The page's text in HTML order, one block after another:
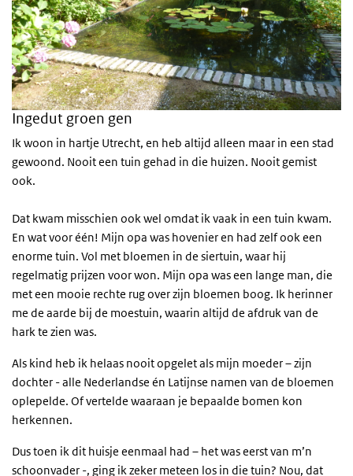
Ingedut groen gen
Ik woon in hartje Utrecht, en heb altijd alleen maar in een stad
gewoond. Nooit een tuin gehad in die huizen. Nooit gemist
ook.
Dat kwam misschien ook wel omdat ik vaak in een tuin kwam.
En wat voor één! Mijn opa was hovenier en had zelf ook een
enorme tuin. Vol met bloemen in de siertuin, waar hij
regelmatig prijzen voor won. Mijn opa was een lange man, die
met een mooie rechte rug over zijn bloemen boog. Ik herinner
me de aarde bij de moestuin, waarin altijd de afdruk van de
hark te zien was.
Als kind heb ik helaas nooit opgelet als mijn moeder – zijn
dochter - alle Nederlandse én Latijnse namen van de bloemen
oplepelde. Of vertelde waaraan je bepaalde bomen kon
herkennen.
Dus toen ik dit huisje eenmaal had – het was eerst van m’n
schoonvader -, ging ik zeker meteen los in die tuin? Nou, dat